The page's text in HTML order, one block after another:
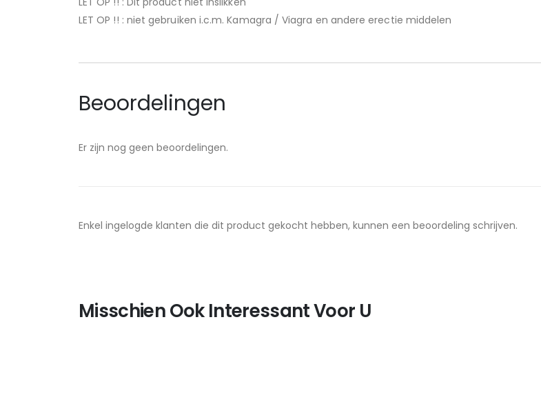
LET OP !! : niet gebruiken i.c.m. Kamagra / Viagra en andere erectie middelen
Beoordelingen
Er zijn nog geen beoordelingen.
Enkel ingelogde klanten die dit product gekocht hebben, kunnen een beoordeling schrijven.
Misschien Ook Interessant Voor U